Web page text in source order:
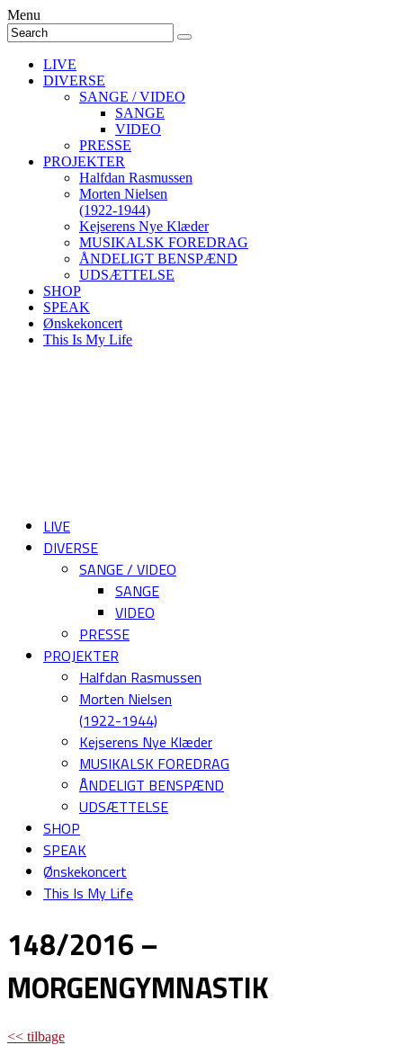
Menu
LIVE
DIVERSE
SANGE / VIDEO
SANGE
VIDEO
PRESSE
PROJEKTER
Halfdan Rasmussen
Morten Nielsen
(1922-1944)
Kejserens Nye Klæder
MUSIKALSK FOREDRAG
ÅNDELIGT BENSPÆND
UDSÆTTELSE
SHOP
SPEAK
Ønskekoncert
This Is My Life
LIVE
DIVERSE
SANGE / VIDEO
SANGE
VIDEO
PRESSE
PROJEKTER
Halfdan Rasmussen
Morten Nielsen
(1922-1944)
Kejserens Nye Klæder
MUSIKALSK FOREDRAG
ÅNDELIGT BENSPÆND
UDSÆTTELSE
SHOP
SPEAK
Ønskekoncert
This Is My Life
148/2016 –
MORGENGYMNASTIK
<< tilbage